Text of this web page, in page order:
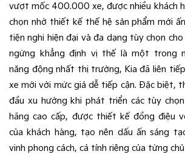
vượt mốc 400.000 xe, được nhiều khách
chọn nhờ thiết kế thế hệ sản phẩm mới
tiện nghi hiện đại và đa dạng tùy chọn cho
ngừng khẳng định vị thế là một trong
năng động nhất thị trường, Kia đã liên
xe mới với mức giá dễ tiếp cận. Đặc biệt,
đầu xu hướng khi phát triển các tùy chọn
hãng cao cấp, được thiết kế đồng điệu
của khách hàng, tạo nên dấu ấn sáng
vinh phong cách, cá tính riêng của từng